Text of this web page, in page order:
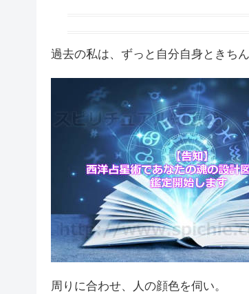
過去の私は、ずっと自分自身ときち
周りに合わせ、人の顔色を伺い。